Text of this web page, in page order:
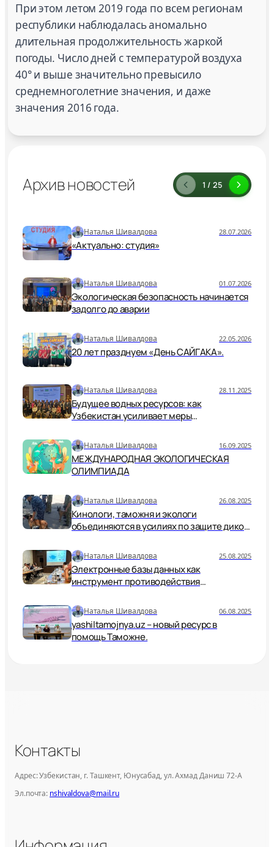
При этом летом 2019 года по всем регионам
республики наблюдалась аномально
длительная продолжительность жаркой
погоды. Число дней с температурой воздуха
40° и выше значительно превысило
среднемноголетние значения, и даже
значения 2016 года.
Архив новостей 1 / 25
Наталья Шивалдова 28.07.2026
«Актуально: студия»
Наталья Шивалдова 01.07.2026
Экологическая безопасность начинается
задолго до аварии
Наталья Шивалдова 22.05.2026
20 лет празднуем «День САЙГАКА».
Наталья Шивалдова 28.11.2025
Будущее водных ресурсов: как
Узбекистан усиливает меры
Наталья Шивалдова 16.09.2025
МЕЖДУНАРОДНАЯ ЭКОЛОГИЧЕСКАЯ
ОЛИМПИАДА
Наталья Шивалдова 26.08.2025
Кинологи, таможня и экологи
объединяются в усилиях по защите дикой
Наталья Шивалдова 25.08.2025
Электронные базы данных как
инструмент противодействия
Наталья Шивалдова 06.08.2025
yashiltamojnya.uz – новый ресурс в
помощь Таможне.
Контакты
Адрес: Узбекистан, г. Ташкент, Юнусабад, ул. Ахмад Даниш 72-А
Эл.почта: nshivaldova@mail.ru